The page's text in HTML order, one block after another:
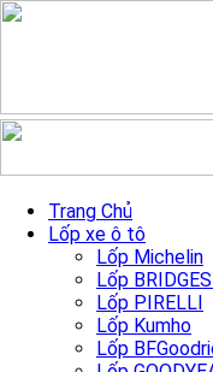
Trang Chủ
Lốp xe ô tô
Lốp Michelin
Lốp
Lốp PIRELLI
Lốp Kumho
Lốp
MÂM
Trang chủ »Sản Phẩm